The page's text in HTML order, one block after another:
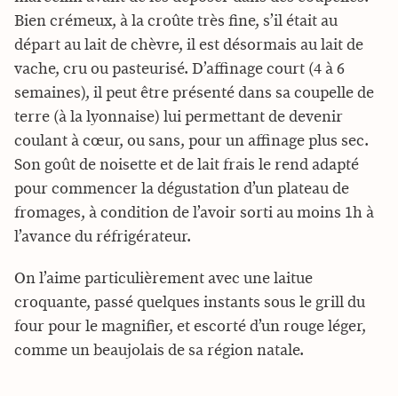
Bien crémeux, à la croûte très fine, s’il était au
départ au lait de chèvre, il est désormais au lait de
vache, cru ou pasteurisé. D’affinage court (4 à 6
semaines), il peut être présenté dans sa coupelle de
terre (à la lyonnaise) lui permettant de devenir
coulant à cœur, ou sans, pour un affinage plus sec.
Son goût de noisette et de lait frais le rend adapté
pour commencer la dégustation d’un plateau de
fromages, à condition de l’avoir sorti au moins 1h à
l’avance du réfrigérateur.
On l’aime particulièrement avec une laitue
croquante, passé quelques instants sous le grill du
four pour le magnifier, et escorté d’un rouge léger,
comme un beaujolais de sa région natale.